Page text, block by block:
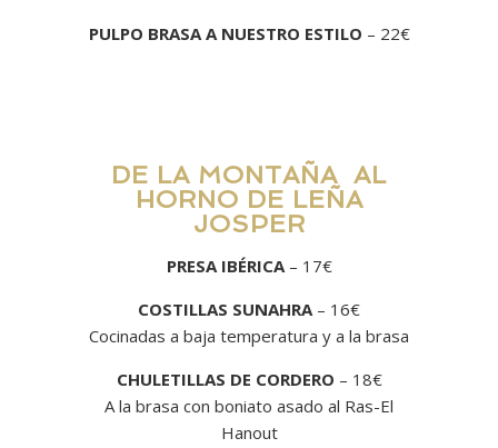
PULPO BRASA A NUESTRO ESTILO – 22€
DE LA MONTAÑA AL
HORNO DE LEÑA
JOSPER
PRESA IBÉRICA– 17€
COSTILLAS SUNAHRA– 16€
Cocinadas a baja temperatura y a la brasa
CHULETILLAS DE CORDERO – 18€
A la brasa con boniato asado al Ras-El
Hanout